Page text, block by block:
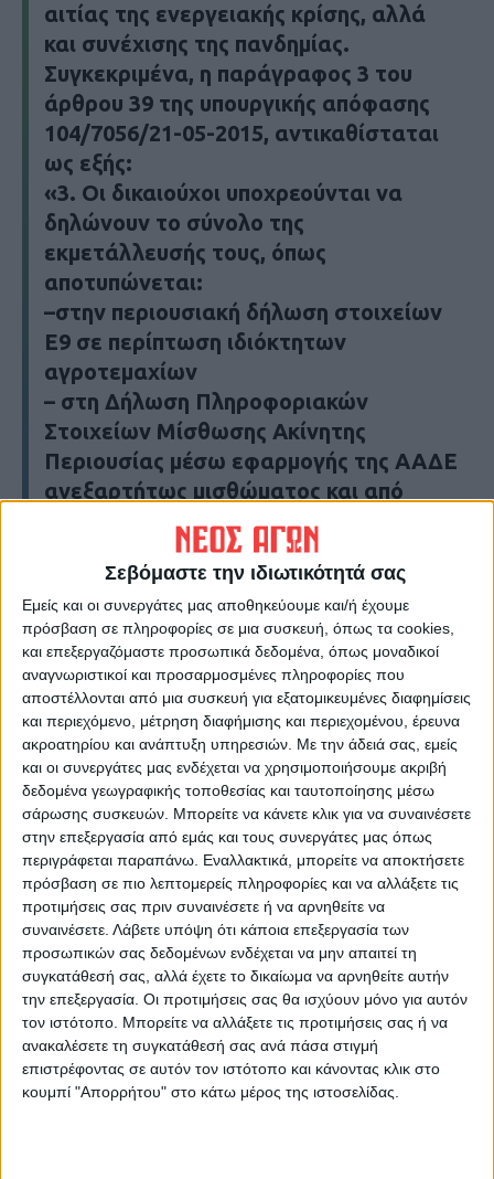
Σεβόμαστε την ιδιωτικότητά σας
Εμείς και οι συνεργάτες μας αποθηκεύουμε και/ή έχουμε
πρόσβαση σε πληροφορίες σε μια συσκευή, όπως τα cookies,
και επεξεργαζόμαστε προσωπικά δεδομένα, όπως μοναδικοί
αναγνωριστικοί και προσαρμοσμένες πληροφορίες που
αποστέλλονται από μια συσκευή για εξατομικευμένες διαφημίσεις
και περιεχόμενο, μέτρηση διαφήμισης και περιεχομένου, έρευνα
ακροατηρίου και ανάπτυξη υπηρεσιών. Με την άδειά σας, εμείς
και οι συνεργάτες μας ενδέχεται να χρησιμοποιήσουμε ακριβή
δεδομένα γεωγραφικής τοποθεσίας και ταυτοποίησης μέσω
σάρωσης συσκευών. Μπορείτε να κάνετε κλικ για να συναινέσετε
στην επεξεργασία από εμάς και τους συνεργάτες μας όπως
περιγράφεται παραπάνω. Εναλλακτικά, μπορείτε να αποκτήσετε
πρόσβαση σε πιο λεπτομερείς πληροφορίες και να αλλάξετε τις
προτιμήσεις σας πριν συναινέσετε ή να αρνηθείτε να
συναινέσετε. Λάβετε υπόψη ότι κάποια επεξεργασία των
προσωπικών σας δεδομένων ενδέχεται να μην απαιτεί τη
συγκατάθεσή σας, αλλά έχετε το δικαίωμα να αρνηθείτε αυτήν
την επεξεργασία. Οι προτιμήσεις σας θα ισχύουν μόνο για αυτόν
τον ιστότοπο. Μπορείτε να αλλάξετε τις προτιμήσεις σας ή να
ανακαλέσετε τη συγκατάθεσή σας ανά πάσα στιγμή
επιστρέφοντας σε αυτόν τον ιστότοπο και κάνοντας κλικ στο
κουμπί "Απορρήτου" στο κάτω μέρος της ιστοσελίδας.
αιτίας της ενεργειακής κρίσης, αλλά
και συνέχισης της πανδημίας.
Συγκεκριμένα, η παράγραφος 3 του
άρθρου 39 της υπουργικής απόφασης
104/7056/21-05-2015, αντικαθίσταται
ως εξής:
«3. Οι δικαιούχοι υποχρεούνται να
δηλώνουν το σύνολο της
εκμετάλλευσής τους, όπως
αποτυπώνεται:
–στην περιουσιακή δήλωση στοιχείων
Ε9 σε περίπτωση ιδιόκτητων
αγροτεμαχίων
– στη Δήλωση Πληροφοριακών
Στοιχείων Μίσθωσης Ακίνητης
Περιουσίας μέσω εφαρμογής της ΑΑΔΕ
ανεξαρτήτως μισθώματος και από
μηδενικό ποσό μίσθωσης, σύμφωνα μες
το χρονικό διάστημα μίσθωσης που
προβλέπεται στο άρθρο 634 του
Αστικού Κώδικα, σε περίπτωση
μισθωμένων αγροτεμαχίων. Κατά
παρέκκλιση για το 2022 γίνονται δεκτά
και έντυπα μισθωτήρια που έχουν
συναφθεί σε χρόνο πριν την έκδοση της
παρούσης και δεν έχει λήξει ακόμη η
ισχύς τους…».
Τελευταίες Ειδήσεις Σήμερα
Ακολούθησε την εφημερίδα ΝΕΟΣ
ΑΓΩΝ στο Google News!
Όλες οι εξελίξεις στην περιοχή της
Καρδίτσας και ευρύτερα της Θεσσαλίας
ΠΡΟΗΓΟΥΜΕΝΟ ΑΡΘΡΟ ΕΠΟΜΕΝΟ ΑΡΘΡΟ